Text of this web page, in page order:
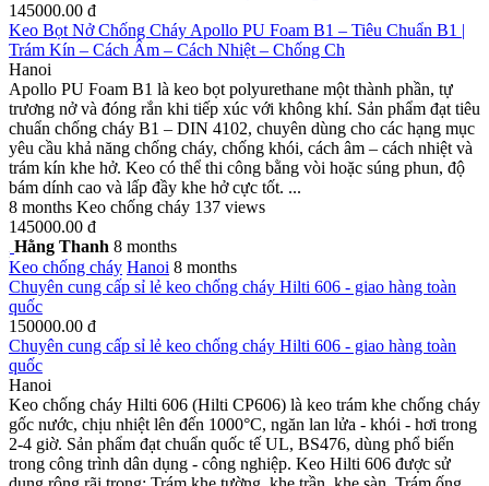
145000.00 đ
Keo Bọt Nở Chống Cháy Apollo PU Foam B1 – Tiêu Chuẩn B1 |
Trám Kín – Cách Âm – Cách Nhiệt – Chống Ch
Hanoi
Apollo PU Foam B1 là keo bọt polyurethane một thành phần, tự
trương nở và đóng rắn khi tiếp xúc với không khí. Sản phẩm đạt tiêu
chuẩn chống cháy B1 – DIN 4102, chuyên dùng cho các hạng mục
yêu cầu khả năng chống cháy, chống khói, cách âm – cách nhiệt và
trám kín khe hở. Keo có thể thi công bằng vòi hoặc súng phun, độ
bám dính cao và lấp đầy khe hở cực tốt. ...
8 months Keo chống cháy 137 views
145000.00 đ
Hằng Thanh 8 months
Keo chống cháy Hanoi 8 months
Chuyên cung cấp sỉ lẻ keo chống cháy Hilti 606 - giao hàng toàn
quốc
150000.00 đ
Chuyên cung cấp sỉ lẻ keo chống cháy Hilti 606 - giao hàng toàn
quốc
Hanoi
Keo chống cháy Hilti 606 (Hilti CP606) là keo trám khe chống cháy
gốc nước, chịu nhiệt lên đến 1000°C, ngăn lan lửa - khói - hơi trong
2-4 giờ. Sản phẩm đạt chuẩn quốc tế UL, BS476, dùng phổ biến
trong công trình dân dụng - công nghiệp. Keo Hilti 606 được sử